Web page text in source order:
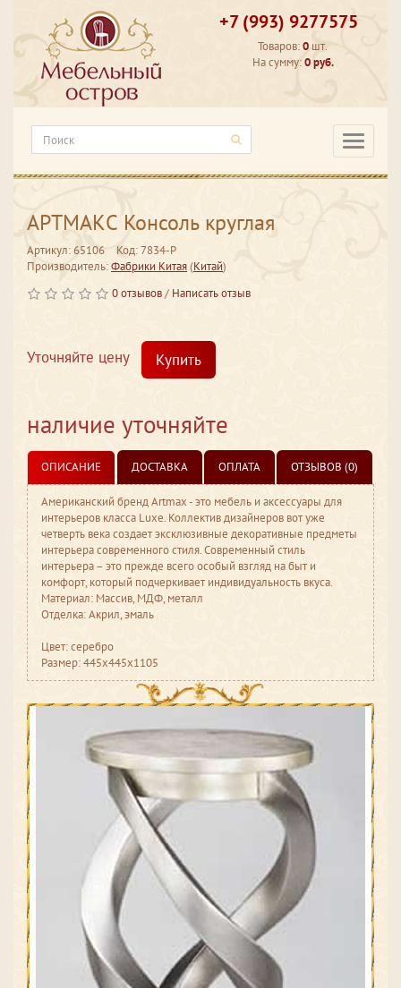
+7 (993) 9277575
Товаров:0 шт.
На сумму:0 руб.
АРТМАКС Консоль круглая
Артикул: 65106
Код: 7834-P
Производитель:Фабрики Китая(Китай)
0 отзывов/ Написать отзыв
Уточняйте цену Купить
наличие уточняйте
ОПИСАНИЕ ДОСТАВКА ОПЛАТА ОТЗЫВОВ (0)
Американский бренд Artmax - это мебель и аксессуары для
интерьеров класса Luxe. Коллектив дизайнеров вот уже
четверть века создает эксклюзивные декоративные предметы
интерьера современного стиля. Современный стиль
интерьера – это прежде всего особый взгляд на быт и
комфорт, который подчеркивает индивидуальность вкуса.
Материал: Массив, МДФ, металл
Отделка: Акрил, эмаль
Цвет: серебро
Размер: 445x445x1105